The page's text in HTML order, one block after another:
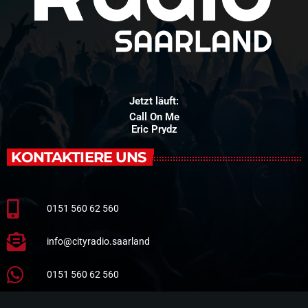
Jetzt läuft:
Call On Me
Eric Prydz
KONTAKTIERE UNS
0151 560 62 560
info@cityradio.saarland
0151 560 62 560